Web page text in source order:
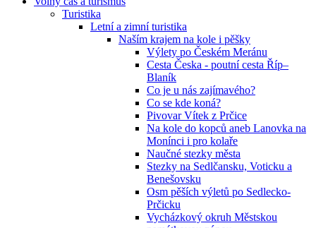
Turistika
Letní a zimní turistika
Naším krajem na kole i pěšky
Výlety po Českém Meránu
Cesta Česka - poutní cesta Říp–
Blaník
Co je u nás zajímavého?
Co se kde koná?
Pivovar Vítek z Prčice
Na kole do kopců aneb Lanovka na
Monínci i pro kolaře
Naučné stezky města
Stezky na Sedlčansku, Voticku a
Benešovsku
Osm pěších výletů po Sedlecko-
Prčicku
Vycházkový okruh Městskou